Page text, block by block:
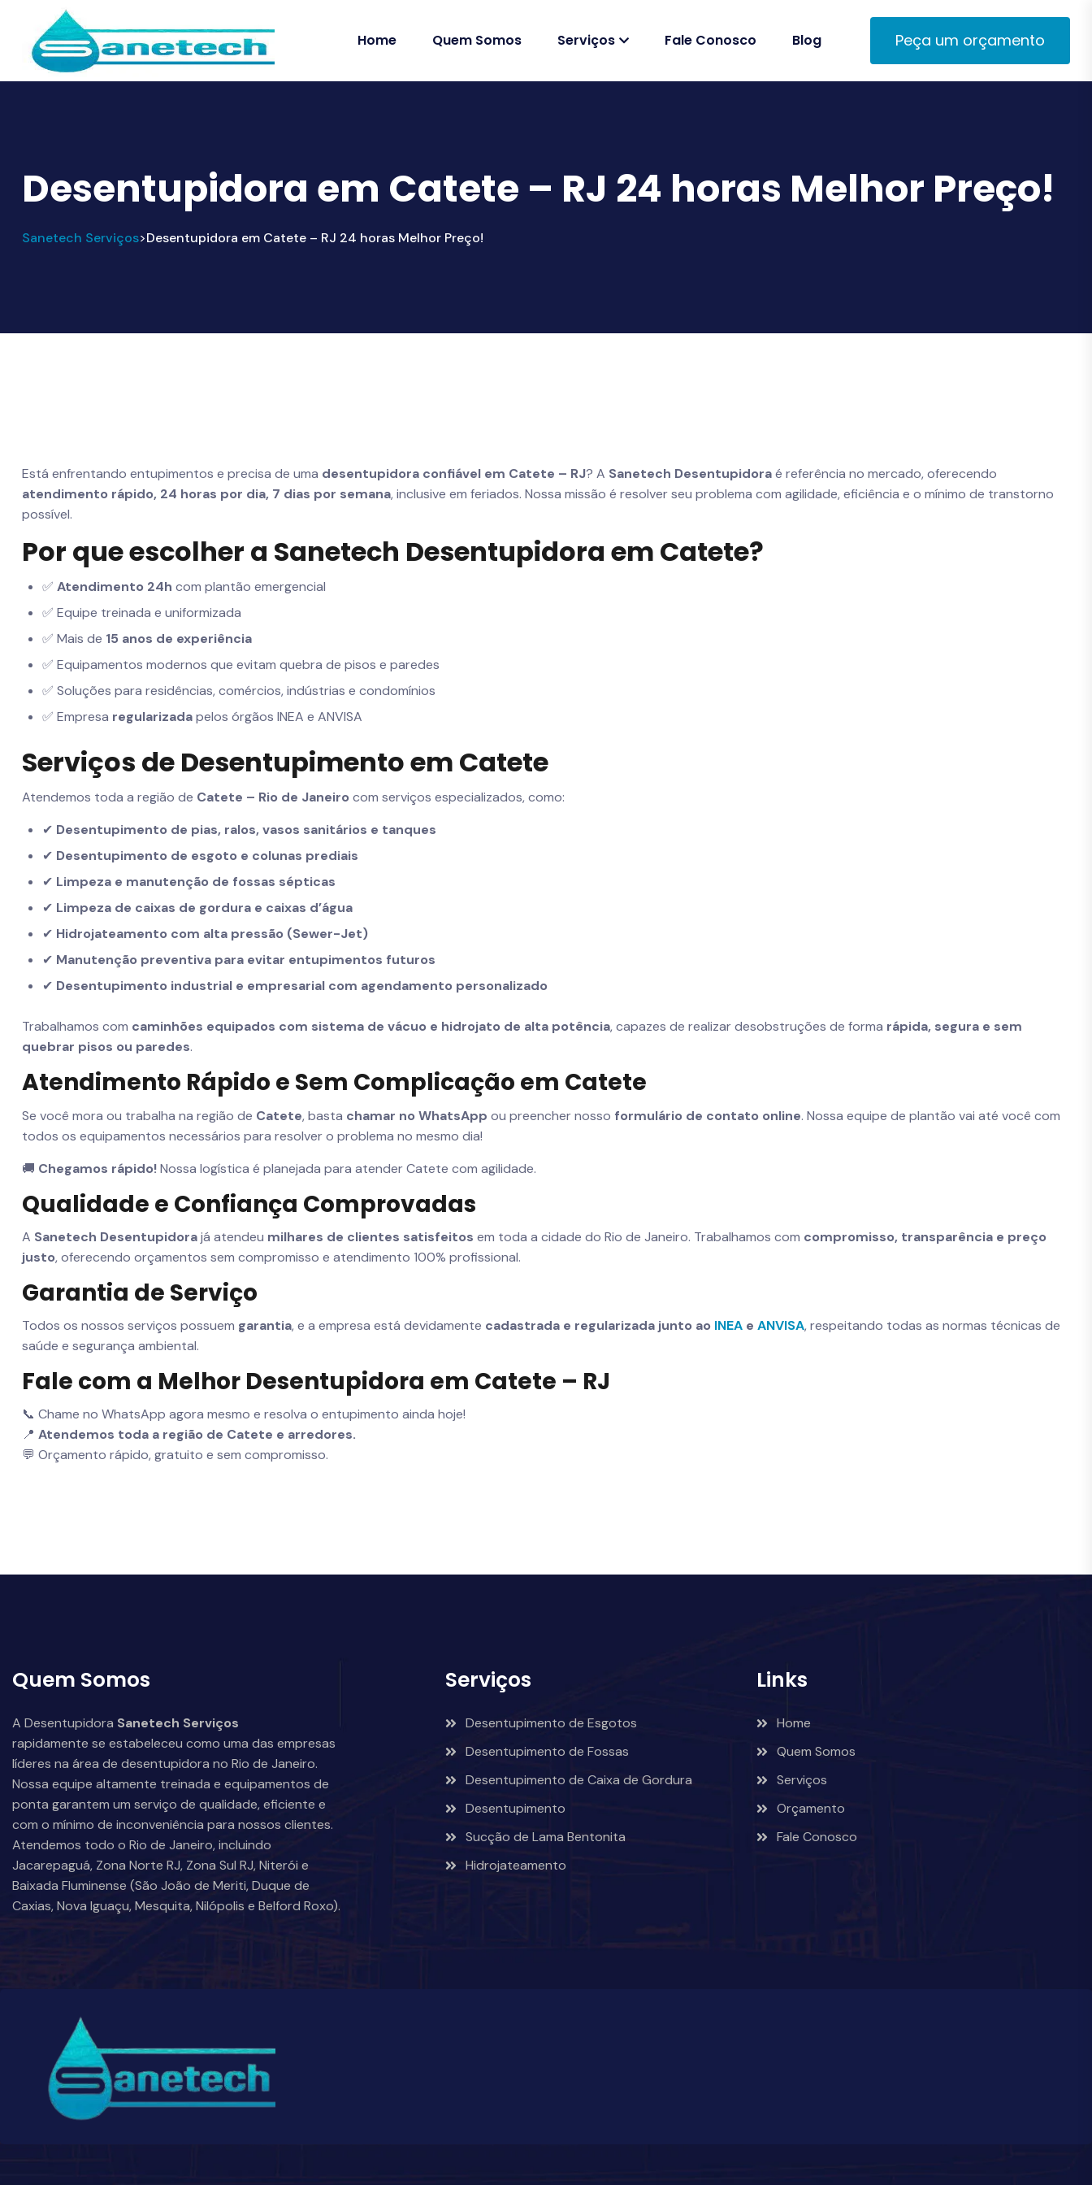
Home Quem Somos Serviços Fale Conosco Blog Peça um orçamento
Desentupidora em Catete – RJ 24 horas Melhor Preço!
Sanetech Serviços>Desentupidora em Catete – RJ 24 horas Melhor Preço!
Está enfrentando entupimentos e precisa de uma desentupidora confiável em Catete – RJ? A Sanetech Desentupidoraé referência no mercado, oferecendo
atendimento rápido, 24 horas por dia, 7 dias por semana, inclusive em feriados. Nossa missão é resolver seu problema com agilidade, eficiência e o mínimo de transtorno
possível.
Por que escolher a Sanetech Desentupidora em Catete?
✅ Atendimento 24h com plantão emergencial
✅ Equipe treinada e uniformizada
✅ Mais de 15 anos de experiência
✅ Equipamentos modernos que evitam quebra de pisos e paredes
✅ Soluções para residências, comércios, indústrias e condomínios
✅ Empresa regularizadapelos órgãos INEA e ANVISA
Serviços de Desentupimento em Catete
Atendemos toda a região de Catete – Rio de Janeiro com serviços especializados, como:
✔ Desentupimento de pias, ralos, vasos sanitários e tanques
✔ Desentupimento de esgoto e colunas prediais
✔ Limpeza e manutenção de fossas sépticas
✔ Limpeza de caixas de gordura e caixas d’água
✔ Hidrojateamento com alta pressão (Sewer-Jet)
✔ Manutenção preventiva para evitar entupimentos futuros
✔ Desentupimento industrial e empresarial com agendamento personalizado
Trabalhamos com caminhões equipados com sistema de vácuo e hidrojato de alta potência, capazes de realizar desobstruções de forma rápida, segura e sem
quebrar pisos ou paredes.
Atendimento Rápido e Sem Complicação em Catete
Se você mora ou trabalha na região de Catete, basta chamar no WhatsApp ou preencher nosso formulário de contato online. Nossa equipe de plantão vai até você com
todos os equipamentos necessários para resolver o problema no mesmo dia!
🚚 Chegamos rápido!Nossa logística é planejada para atender Catete com agilidade.
Qualidade e Confiança Comprovadas
A Sanetech Desentupidorajá atendeu milhares de clientes satisfeitos em toda a cidade do Rio de Janeiro. Trabalhamos com compromisso, transparência e preço
justo, oferecendo orçamentos sem compromisso e atendimento 100% profissional.
Garantia de Serviço
Todos os nossos serviços possuem garantia, e a empresa está devidamente cadastrada e regularizada junto ao INEA e ANVISA, respeitando todas as normas técnicas de
saúde e segurança ambiental.
Fale com a Melhor Desentupidora em Catete – RJ
📞 Chame no WhatsApp agora mesmo e resolva o entupimento ainda hoje!
📍 Atendemos toda a região de Catete e arredores.
💬 Orçamento rápido, gratuito e sem compromisso.
Quem Somos
A Desentupidora Sanetech Serviços
rapidamente se estabeleceu como uma das empresas
líderes na área de desentupidora no Rio de Janeiro.
Nossa equipe altamente treinada e equipamentos de
ponta garantem um serviço de qualidade, eficiente e
com o mínimo de inconveniência para nossos clientes.
Atendemos todo o Rio de Janeiro, incluindo
Jacarepaguá, Zona Norte RJ, Zona Sul RJ, Niterói e
Baixada Fluminense (São João de Meriti, Duque de
Caxias, Nova Iguaçu, Mesquita, Nilópolis e Belford Roxo).
Serviços
Desentupimento de Esgotos
Desentupimento de Fossas
Desentupimento de Caixa de Gordura
Desentupimento
Sucção de Lama Bentonita
Hidrojateamento
Links
Home
Quem Somos
Serviços
Orçamento
Fale Conosco